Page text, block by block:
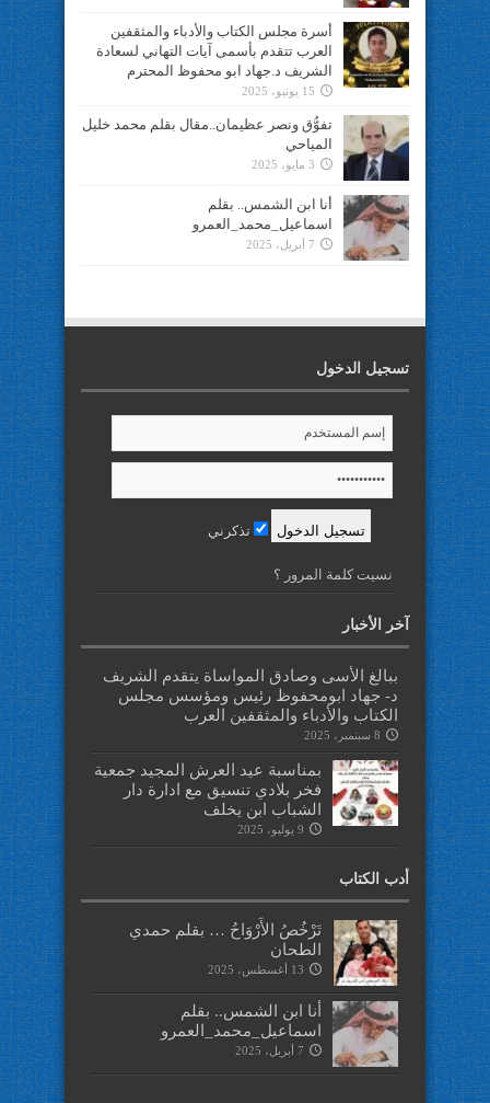
أسرة مجلس الكتاب والأدباء والمثقفين
العرب تتقدم بأسمى آيات التهاني لسعادة
الشريف د.جهاد ابو محفوظ المحترم
15 يونيو، 2025
تفوُّق ونصر عظيمان..مقال بقلم محمد خليل
المياحي
3 مايو، 2025
أنا ابن الشمس.. بقلم
اسماعيل_محمد_العمرو
7 أبريل، 2025
تسجيل الدخول
تذكرني
نسيت كلمة المرور ؟
آخر الأخبار
ببالغ الأسى وصادق المواساة يتقدم الشريف
د- جهاد ابومحفوظ رئيس ومؤسس مجلس
الكتاب والأدباء والمثقفين العرب
8 سبتمبر، 2025
بمناسبة عيد العرش المجيد جمعية
فخر بلادي تنسيق مع ادارة دار
الشباب ابن يخلف
9 يوليو، 2025
أدب الكتاب
تَرْخُصُ الأَرْوَاحُ … بقلم حمدي
الطحان
13 أغسطس، 2025
أنا ابن الشمس.. بقلم
اسماعيل_محمد_العمرو
7 أبريل، 2025